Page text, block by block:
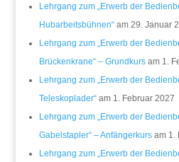
Lehrgang zum „Erwerb der
Hubarbeitsbühnen“am 29. Januar
Lehrgang zum „Erwerb der
Brückenkrane“ – Grundkursam 1.
Lehrgang zum „Erwerb der
Teleskoplader“am 1. Februar 2027
Lehrgang zum „Erwerb der
Gabelstapler“ – Anfängerkursam 1.
Lehrgang zum „Erwerb der